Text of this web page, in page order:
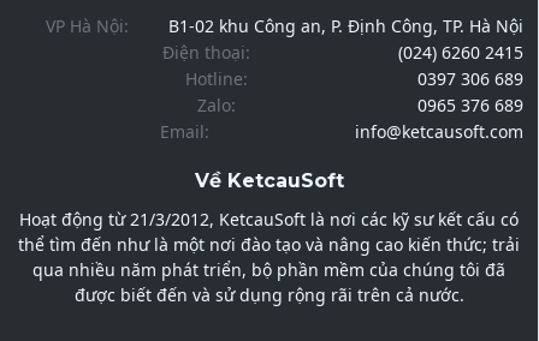
VP Hà Nội:
B1-02 khu Công an, P. Định Công, TP. Hà Nội
Điện thoại:
(024) 6260 2415
Hotline:
0397 306 689
Zalo:
0965 376 689
Email:
info@ketcausoft.com
Về KetcauSoft
Hoạt động từ 21/3/2012, KetcauSoft là nơi các kỹ sư kết cấu có
thể tìm đến như là một nơi đào tạo và nâng cao kiến thức; trải
qua nhiều năm phát triển, bộ phần mềm của chúng tôi đã
được biết đến và sử dụng rộng rãi trên cả nước.